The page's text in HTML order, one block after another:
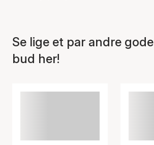
Se lige et par andre gode
bud her!